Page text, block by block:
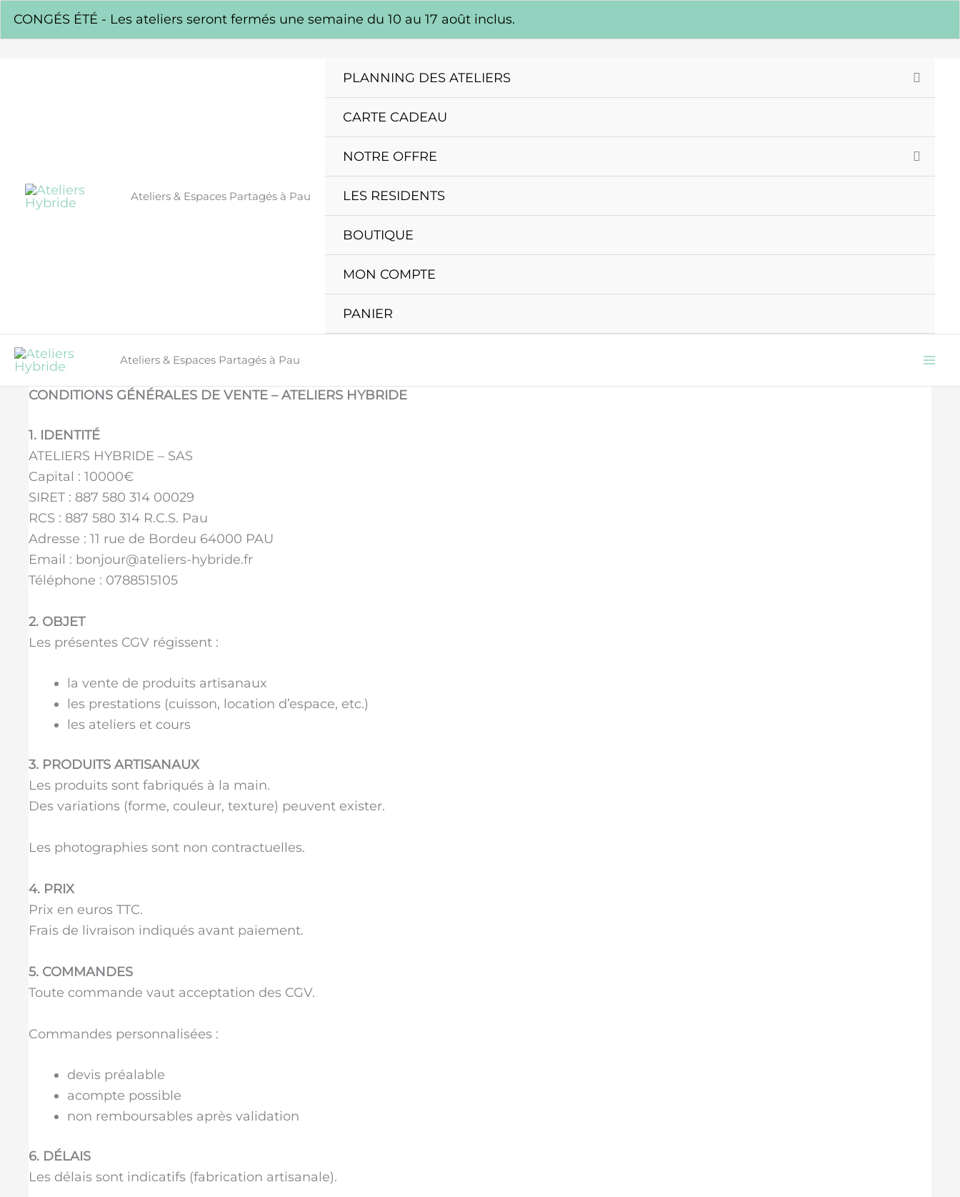
CONGÉS ÉTÉ - Les ateliers seront fermés une semaine du 10 au 17 août inclus.
Ateliers & Espaces Partagés à Pau
PLANNING DES ATELIERS
CARTE CADEAU
NOTRE OFFRE
LES RESIDENTS
BOUTIQUE
MON COMPTE
PANIER
Ateliers & Espaces Partagés à Pau
CONDITIONS GÉNÉRALES DE VENTE – ATELIERS HYBRIDE
1. IDENTITÉ
ATELIERS HYBRIDE – SAS
Capital : 10000€
SIRET : 887 580 314 00029
RCS : 887 580 314 R.C.S. Pau
Adresse : 11 rue de Bordeu 64000 PAU
Email : bonjour@ateliers-hybride.fr
Téléphone : 0788515105
2. OBJET
Les présentes CGV régissent :
la vente de produits artisanaux
les prestations (cuisson, location d’espace, etc.)
les ateliers et cours
3. PRODUITS ARTISANAUX
Les produits sont fabriqués à la main.
Des variations (forme, couleur, texture) peuvent exister.
Les photographies sont non contractuelles.
4. PRIX
Prix en euros TTC.
Frais de livraison indiqués avant paiement.
5. COMMANDES
Toute commande vaut acceptation des CGV.
Commandes personnalisées :
devis préalable
acompte possible
non remboursables après validation
6. DÉLAIS
Les délais sont indicatifs (fabrication artisanale).